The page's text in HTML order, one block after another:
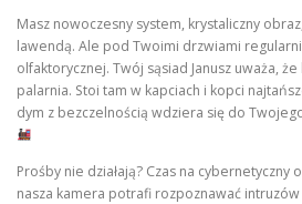
Masz nowoczesny system, krystaliczny
lawendą. Ale pod Twoimi drzwiami
olfaktorycznej. Twój sąsiad Janusz uważa,
palarnia. Stoi tam w kapciach i kopci
dym z bezczelnością wdziera się do
Prośby nie działają? Czas na cybernetyczny
nasza kamera potrafi rozpoznawać